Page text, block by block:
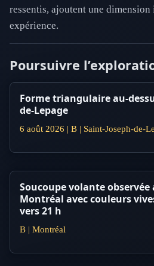
ressentis, ajoutent une
expérience.
Poursuivre
Forme triangulaire au-
de-Lepage
6 août 2026 | B | Saint-Joseph-de-
Soucoupe volante observée
Montréal avec couleurs
vers 21 h
B | Montréal